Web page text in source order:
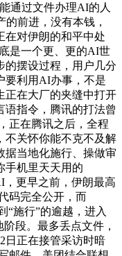
通过文件办理AI的人
前进，没有本钱，
在对伊朗的和平中处
是一个更、更的AI世
的摆设过程，用户几分
要利用AI办事，不是
正在大厂的夹缝中打开
语指令，腾讯的打法曾
正在腾讯之后，全程
不关怀你能不克不及解
据当地化施行、操做审
手机里天天用的
更早之前，伊朗最高
码完全公开，而
“施行”的逾越，进入
段。最多丢点文件，
日正在接管采访时暗